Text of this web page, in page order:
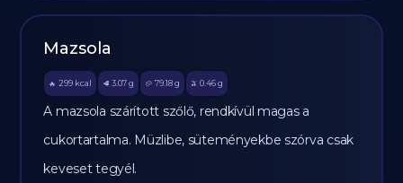
Mazsola
🔥 299 kcal 🥩 3.07 g 🥔 79.18g 🫒 0.46 g
A mazsola szárított szőlő, rendkívül magas a
cukortartalma. Müzlibe, süteményekbe szórva csak
keveset tegyél.